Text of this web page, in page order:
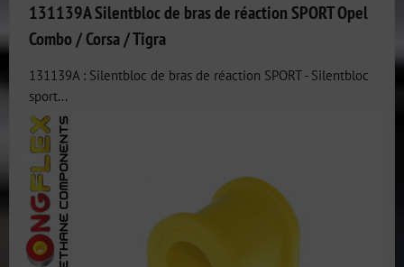
131139A Silentbloc de bras de réaction SPORT Opel
Combo / Corsa / Tigra
131139A : Silentbloc de bras de réaction SPORT - Silentbloc
sport...